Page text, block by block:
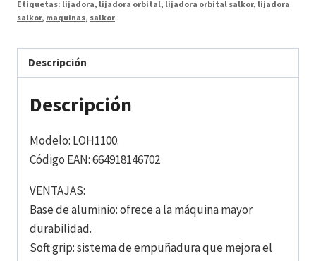
Etiquetas: lijadora, lijadora orbital, lijadora orbital salkor, lijadora
salkor, maquinas, salkor
Descripción
Descripción
Modelo: LOH1100.
Código EAN: 664918146702
VENTAJAS:
Base de aluminio: ofrece a la máquina mayor
durabilidad.
Soft grip: sistema de empuñadura que mejora el